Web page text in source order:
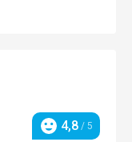
Hodnotenie
4,8 / 5